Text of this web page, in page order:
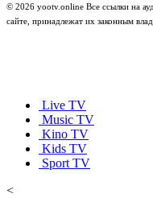
© 2026 yootv.online Все ссылки на
сайте, принадлежат их законным
Live TV
Music TV
Kino TV
Kids TV
Sport TV
<